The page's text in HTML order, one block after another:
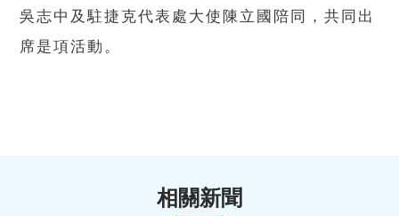
吳志中及駐捷克代表處大使陳立國陪同，共同出
席是項活動。
相關新聞